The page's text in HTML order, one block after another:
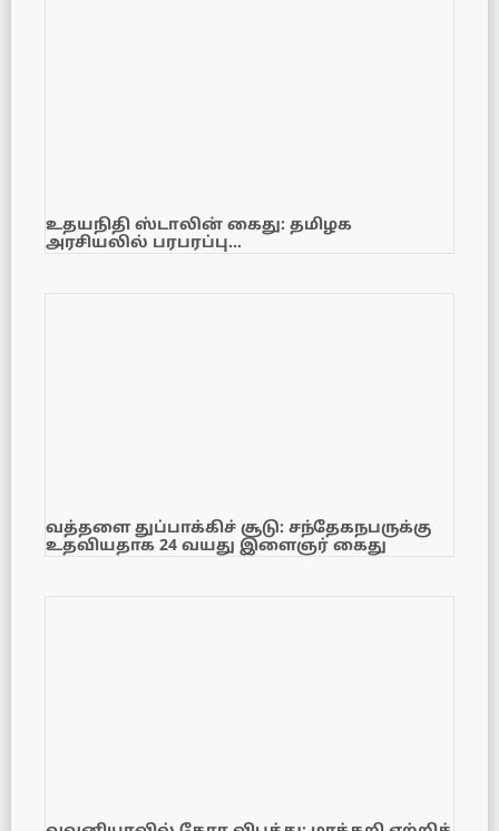
உதயநிதி ஸ்டாலின் கைது: தமிழக
அரசியலில் பரபரப்பு…
வத்தளை துப்பாக்கிச் சூடு: சந்தேகநபருக்கு
உதவியதாக 24 வயது இளைஞர் கைது